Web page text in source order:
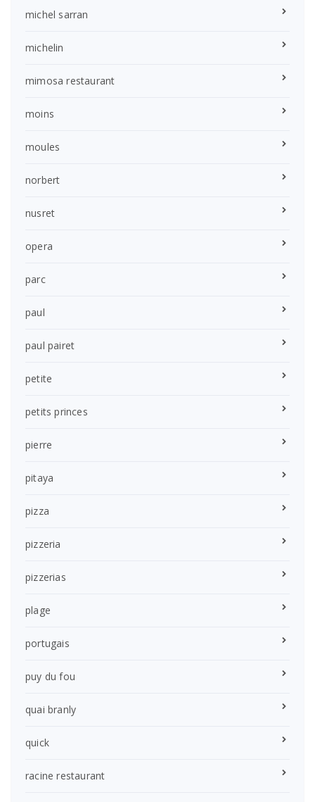
michel sarran
michelin
mimosa restaurant
moins
moules
norbert
nusret
opera
parc
paul
paul pairet
petite
petits princes
pierre
pitaya
pizza
pizzeria
pizzerias
plage
portugais
puy du fou
quai branly
quick
racine restaurant